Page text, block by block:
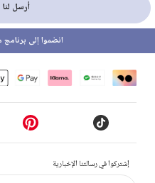
أرسل لنا
إشتركوا في رسالتنا الإخبارية
انضموا إلى